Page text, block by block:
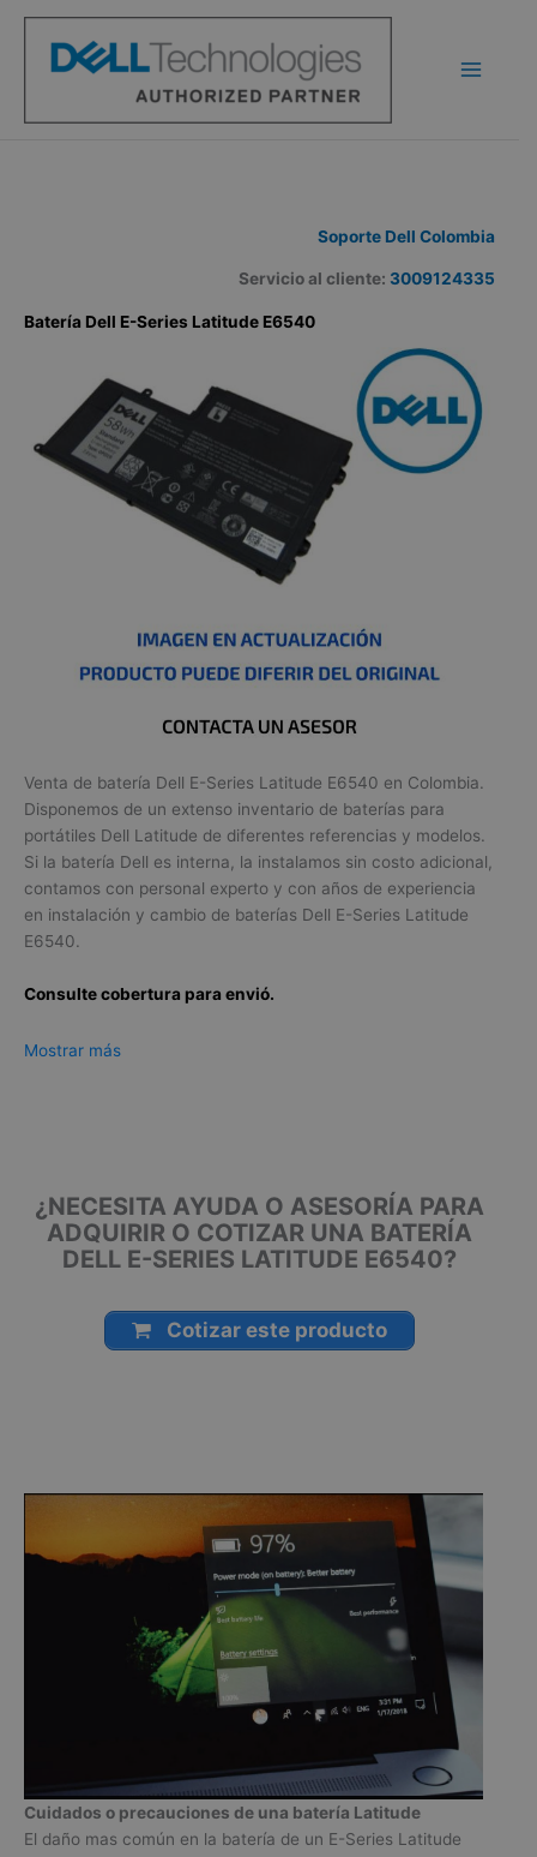
contenido
Soporte Dell Colombia
Servicio al cliente: 3009124335
Batería Dell E-Series Latitude E6540
Venta de batería Dell E-Series Latitude E6540 en Colombia.
Disponemos de un extenso inventario de baterías para
portátiles Dell Latitude de diferentes referencias y modelos.
Si la batería Dell es interna, la instalamos sin costo adicional,
contamos con personal experto y con años de experiencia
en instalación y cambio de baterías Dell E-Series Latitude
E6540.
Consulte cobertura para envió.
Leticia, Medellín, Arauca, Barranquilla, Cartagena, Tunja,
Mostrar más
¿NECESITA AYUDA O ASESORÍA PARA
ADQUIRIR O COTIZAR UNA BATERÍA
DELL E-SERIES LATITUDE E6540?
Cotizar este producto
Cuidados o precauciones de una batería Latitude
El daño mas común en la batería de un E-Series Latitude